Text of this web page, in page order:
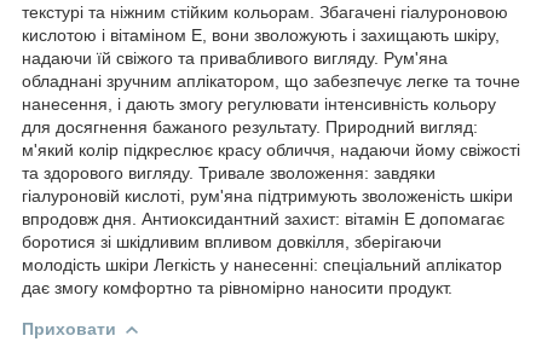
текстурі та ніжним стійким кольорам. Збагачені гіалуроновою
кислотою і вітаміном Е, вони зволожують і захищають шкіру,
надаючи їй свіжого та привабливого вигляду. Рум'яна
обладнані зручним аплікатором, що забезпечує легке та точне
нанесення, і дають змогу регулювати інтенсивність кольору
для досягнення бажаного результату. Природний вигляд:
м'який колір підкреслює красу обличчя, надаючи йому свіжості
та здорового вигляду. Тривале зволоження: завдяки
гіалуроновій кислоті, рум'яна підтримують зволоженість шкіри
впродовж дня. Антиоксидантний захист: вітамін Е допомагає
боротися зі шкідливим впливом довкілля, зберігаючи
молодість шкіри Легкість у нанесенні: спеціальний аплікатор
дає змогу комфортно та рівномірно наносити продукт.
Приховати